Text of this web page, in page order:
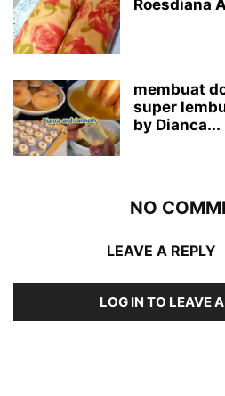
Roesdiana
membuat
super
by Dianca...
NO
LEAVE A REPLY
LOG IN TO LEAVE